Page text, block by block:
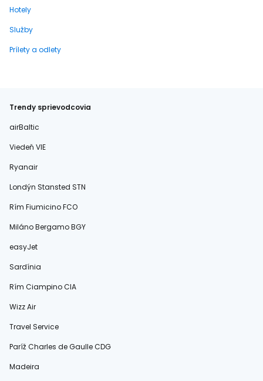
Hotely
Služby
Prílety a odlety
Trendy sprievodcovia
airBaltic
Viedeň VIE
Ryanair
Londýn Stansted STN
Rím Fiumicino FCO
Miláno Bergamo BGY
easyJet
Sardínia
Rím Ciampino CIA
Wizz Air
Travel Service
Paríž Charles de Gaulle CDG
Madeira